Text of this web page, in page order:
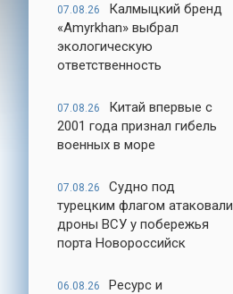
07.08.26
Калмыцкий бренд
«Amyrkhan» выбрал
экологическую
ответственность
07.08.26
Китай впервые с
2001 года признал гибель
военных в море
07.08.26
Судно под
турецким флагом атаковали
дроны ВСУ у побережья
порта Новороссийск
06.08.26
Ресурс и